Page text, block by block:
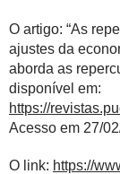
O artigo: “As
ajustes da
aborda as
disponível em:
https://
Acesso em 27/
O link: https://